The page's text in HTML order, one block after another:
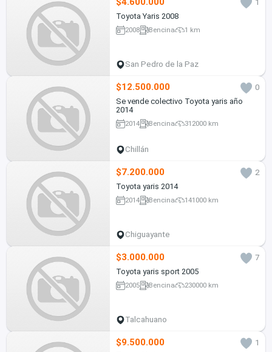
1
Toyota Yaris 2008
2008 Bencina 1 km
San Pedro de la Paz
$12.500.000
0
Se vende colectivo Toyota yaris año
2014
2014 Bencina 312000 km
Chillán
$7.200.000
2
Toyota yaris 2014
2014 Bencina 141000 km
Chiguayante
$3.000.000
7
Toyota yaris sport 2005
2005 Bencina 230000 km
Talcahuano
$9.500.000
1